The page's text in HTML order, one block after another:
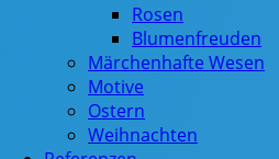
Rosen
Blumenfreuden
Märchenhafte Wesen
Motive
Ostern
Weihnachten